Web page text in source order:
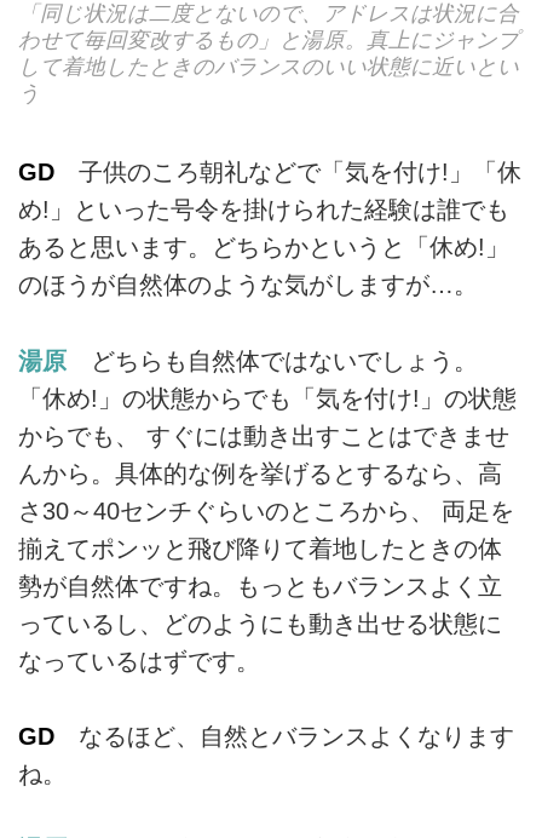
「同じ状況は二度とないので、アドレスは状況に合
わせて毎回変改するもの」と湯原。真上にジャンプ
して着地したときのバランスのいい状態に近いとい
う
GD 子供のころ朝礼などで「気を付け!」「休
め!」といった号令を掛けられた経験は誰でも
あると思います。どちらかというと「休め!」
のほうが自然体のような気がしますが…。
湯原 どちらも自然体ではないでしょう。
「休め!」の状態からでも「気を付け!」の状態
からでも、 すぐには動き出すことはできませ
んから。具体的な例を挙げるとするなら、高
さ30～40センチぐらいのところから、 両足を
揃えてポンッと飛び降りて着地したときの体
勢が自然体ですね。もっともバランスよく立
っているし、どのようにも動き出せる状態に
なっているはずです。
GD なるほど、自然とバランスよくなります
ね。